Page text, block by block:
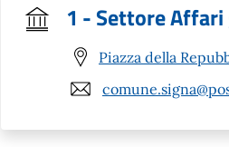
1 - Settore Affari
Piazza della